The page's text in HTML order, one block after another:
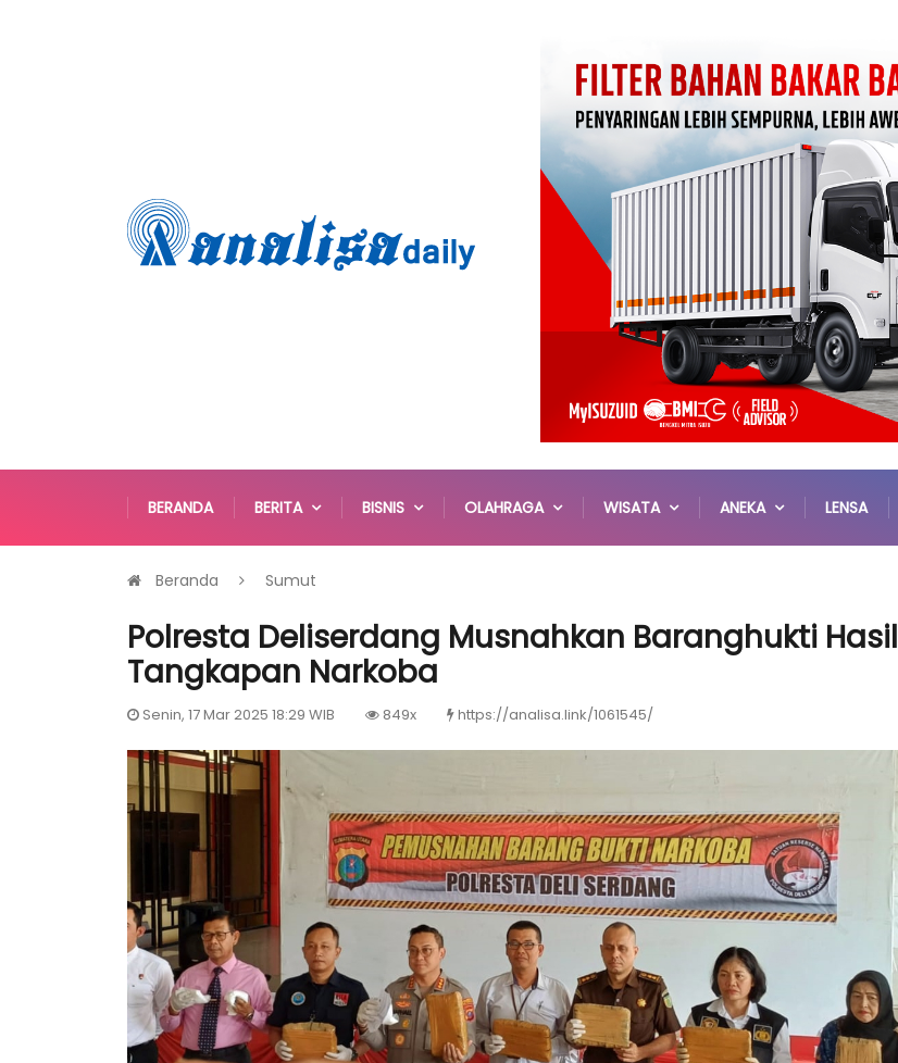
BERANDA BERITA BISNIS OLAHRAGA WISATA ANEKA LENSA
Beranda Sumut
Polresta Deliserdang Musnahkan Baranghukti Hasil
Tangkapan Narkoba
Senin, 17 Mar 2025 18:29 WIB 849x https://analisa.link/1061545/